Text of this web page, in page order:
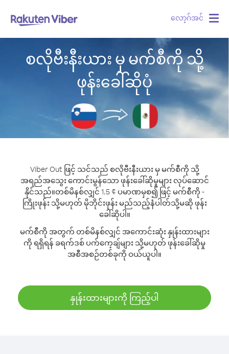
လော့ဂ်အင်
စလိုဗီးနီးယား မှ မက်စီကို သို့
ဖုန်းခေါ်ဆိုပုံ
Viber Out ဖြင့် သင်သည် စလိုဗီးနီးယား မှ မက်စီကို သို့
အရည်အသွေး ကောင်းမွန်သော ဖုန်းခေါ်ဆိုမှုများ လုပ်ဆောင်
နိုင်သည်။တစ်မိနစ်လျှင် 1.5 ¢ ပမာဏမှစ၍ ဖြင့် မက်စီကို -
ကြိုးဖုန်း သို့မဟုတ် မိုဘိုင်းဖုန်း မည်သည့်နံပါတ်သို့မဆို ဖုန်း
ခေါ်ဆိုပါ။
မက်စီကို အတွက် တစ်မိနစ်လျှင် အကောင်းဆုံး နှုန်းထားများ
ကို ရရှိရန် ခရက်ဒစ် ပက်ကေ့ချ်များ သို့မဟုတ် ဖုန်းခေါ်ဆိုမှု
အစီအစဉ်တစ်ခုကို ဝယ်ယူပါ။
နှုန်းထားများကို ကြည့်ပါ